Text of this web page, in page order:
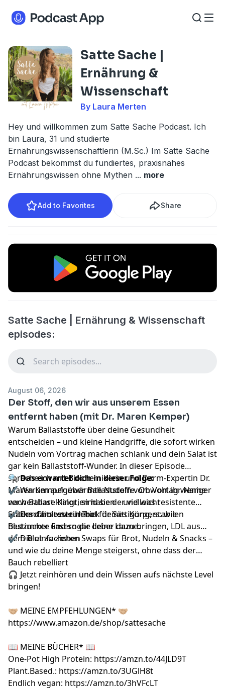
Satte Sache |
Ernährung &
Wissenschaft
By Laura Merten
Hey und willkommen zum Satte Sache Podcast. Ich
bin Laura, 31 und studierte
Ernährungswissenschaftlerin (M.Sc.) Im Satte Sache
Podcast bekommst du fundiertes, praxisnahes
Ernährungswissen ohne Mythen ... more
Add to Favorites Share
Satte Sache | Ernährung & Wissenschaft
episodes:
August 06, 2026
Der Stoff, den wir aus unserem Essen
entfernt haben (mit Dr. Maren Kemper)
Warum Ballaststoffe über deine Gesundheit
entscheiden – und kleine Handgriffe, die sofort wirken
Nudeln vom Vortrag machen schlank und dein Salat ist
gar kein Ballaststoff-Wunder. In dieser Episode
spreche ich mit Biochemikerin und Darm-Expertin Dr.
Maren Kemper über Ballaststoffe. Obwohl ihr Name
nach Ballast klingt, sind sie der vielleicht
unterschätzteste Hebel für Sättigung, stabilen
Blutzucker und sogar deine Laune.
🔍 Das erwartet dich in dieser Folge:
✔ Warum aufgewärmte Nudeln vom Vortag weniger
verwertbare Kalorien haben – und was resistente
Stärke damit zu tun hat
✔ Der Cholesterin-Trick deines Körpers: wie
bestimmte Fasern die Leber dazu bringen, LDL aus
dem Blut zu ziehen
✔ Die einfachsten Swaps für Brot, Nudeln & Snacks –
und wie du deine Menge steigerst, ohne dass der
Bauch rebelliert
🎧 Jetzt reinhören und dein Wissen aufs nächste Level
bringen!
🤝🏼 MEINE EMPFEHLUNGEN* 🤝🏼
https://www.amazon.de/shop/sattesache
📖 MEINE BÜCHER* 📖
One-Pot High Protein: https://amzn.to/44JLD9T
Plant.Based.: https://amzn.to/3UGlH8t
Endlich vegan: https://amzn.to/3hVFcLT